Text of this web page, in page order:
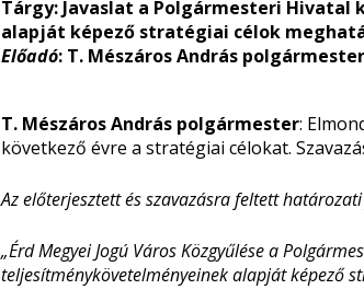
Tárgy: Javaslat a Polgármesteri
alapját képező stratégiai célok
Előadó: T. Mészáros András polgármester
T. Mészáros András polgármester:
következő évre a stratégiai célokat.
Az előterjesztett és szavazásra feltett
„Érd Megyei Jogú Város Közgyűlése a
teljesítménykövetelményeinek alapját képező